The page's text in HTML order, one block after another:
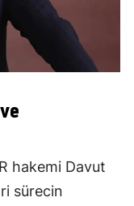
hakemi Davut
sürecin